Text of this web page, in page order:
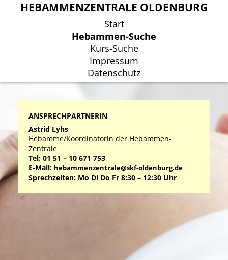
HEBAMMENZENTRALE OLDENBURG
Start
Hebammen-Suche
Kurs-Suche
Impressum
Datenschutz
HEBAMMENZENTRALE OLDENBURG
Start
Hebammen-Suche
Kurs-Suche
Impressum
Datenschutz
ANSPRECHPARTNERIN
Astrid Lyhs
Hebamme/Koordinatorin der Hebammen-
Zentrale
Tel: 01 51 – 10 671 753
E-Mail: hebammenzentrale@skf-oldenburg.de
Sprechzeiten: Mo Di Do Fr 8:30 – 12:30 Uhr